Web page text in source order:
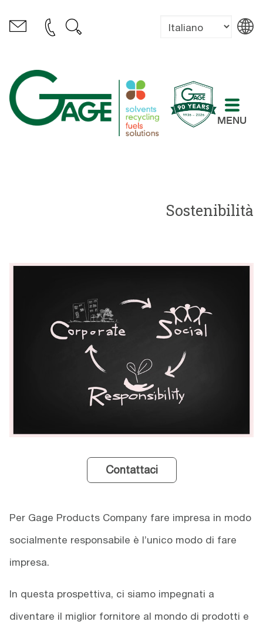
MENU
Sostenibilità
Contattaci
Per Gage Products Company fare impresa in modo
socialmente responsabile è l’unico modo di fare
impresa.
In questa prospettiva, ci siamo impegnati a
diventare il miglior fornitore al mondo di prodotti e